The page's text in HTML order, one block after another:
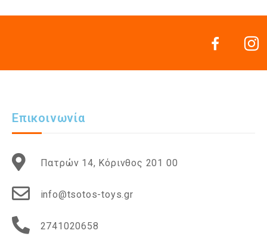
Επικοινωνία
Πατρών 14, Κόρινθος 201 00
info@tsotos-toys.gr
2741020658